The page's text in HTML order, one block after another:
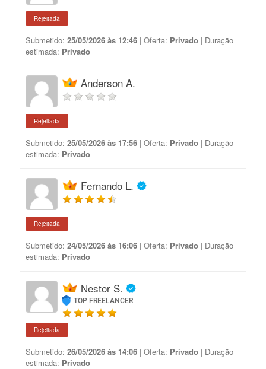
Rejeitada
Submetido: 25/05/2026 às 12:46 | Oferta: Privado | Duração
estimada: Privado
Anderson A.
Rejeitada
Submetido: 25/05/2026 às 17:56 | Oferta: Privado | Duração
estimada: Privado
Fernando L.
Rejeitada
Submetido: 24/05/2026 às 16:06 | Oferta: Privado | Duração
estimada: Privado
Nestor S.
TOP FREELANCER
Rejeitada
Submetido: 26/05/2026 às 14:06 | Oferta: Privado | Duração
estimada: Privado